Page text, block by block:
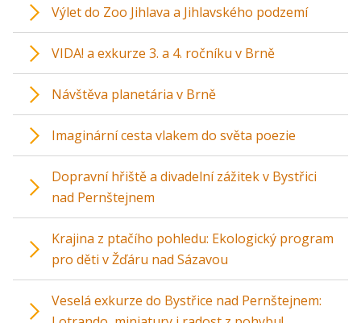
Výlet do Zoo Jihlava a Jihlavského podzemí
VIDA! a exkurze 3. a 4. ročníku v Brně
Návštěva planetária v Brně
Imaginární cesta vlakem do světa poezie
Dopravní hřiště a divadelní zážitek v Bystřici
nad Pernštejnem
Krajina z ptačího pohledu: Ekologický program
pro děti v Žďáru nad Sázavou
Veselá exkurze do Bystřice nad Pernštejnem: